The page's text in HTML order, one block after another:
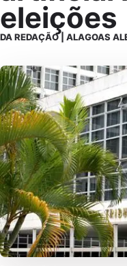
eleições
DA REDAÇÃO | ALAGOAS